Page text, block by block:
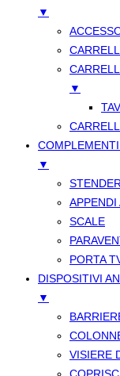
▼
▼
COMPLEMENTI
▼
APPENDI
SCALE
PORTA
DISPOSITIVI
▼
VISIERE